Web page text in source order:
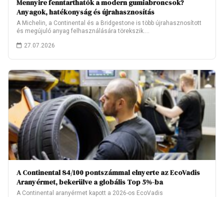
Mennyire fenntarthatók a modern gumiabroncsok?
Anyagok, hatékonyság és újrahasznosítás
A Michelin, a Continental és a Bridgestone is több újrahasznosított
és megújuló anyag felhasználására törekszik.…
27.07.2026
A Continental 84/100 pontszámmal elnyerte az EcoVadis
Aranyérmet, bekerülve a globális Top 5%-ba
A Continental aranyérmet kapott a 2026-os EcoVadis